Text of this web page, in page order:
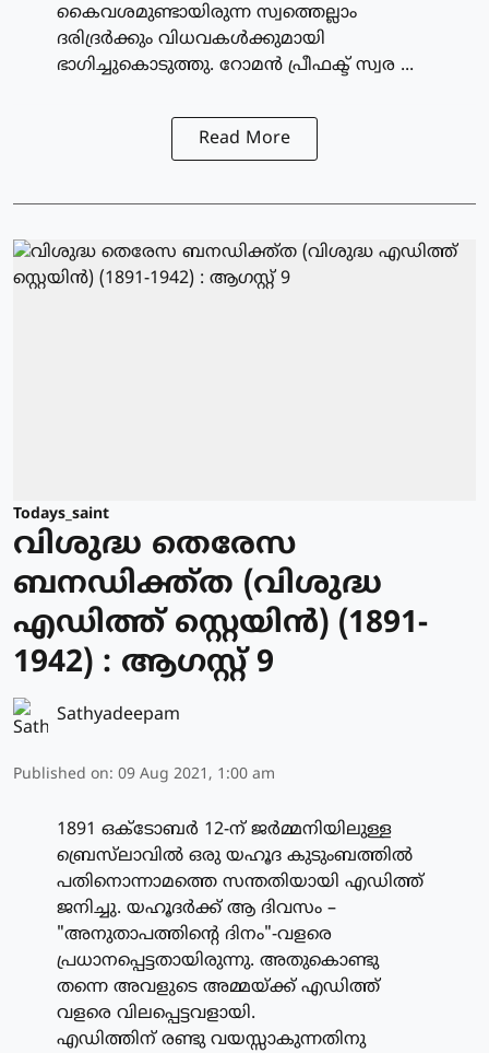
കൈവശമുണ്ടായിരുന്ന സ്വത്തെല്ലാം
ദരിദ്രര്‍ക്കും വിധവകള്‍ക്കുമായി
ഭാഗിച്ചുകൊടുത്തു. റോമന്‍ പ്രീഫക്ട് സ്വര ...
Read More
Todays_saint
വിശുദ്ധ തെരേസ
ബനഡിക്ത്ത (വിശുദ്ധ
എഡിത്ത് സ്റ്റെയിന്‍) (1891-
1942) : ആഗസ്റ്റ് 9
Sathyadeepam
Published on: 09 Aug 2021, 1:00 am
1891 ഒക്‌ടോബര്‍ 12-ന് ജര്‍മ്മനിയിലുള്ള
ബ്രെസ്‌ലാവില്‍ ഒരു യഹൂദ കുടുംബത്തില്‍
പതിനൊന്നാമത്തെ സന്തതിയായി എഡിത്ത്
ജനിച്ചു. യഹൂദര്‍ക്ക് ആ ദിവസം –
"അനുതാപത്തിന്റെ ദിനം"-വളരെ
പ്രധാനപ്പെട്ടതായിരുന്നു. അതുകൊണ്ടു
തന്നെ അവളുടെ അമ്മയ്ക്ക് എഡിത്ത്
വളരെ വിലപ്പെട്ടവളായി.
എഡിത്തിന് രണ്ടു വയസ്സാകുന്നതിനു